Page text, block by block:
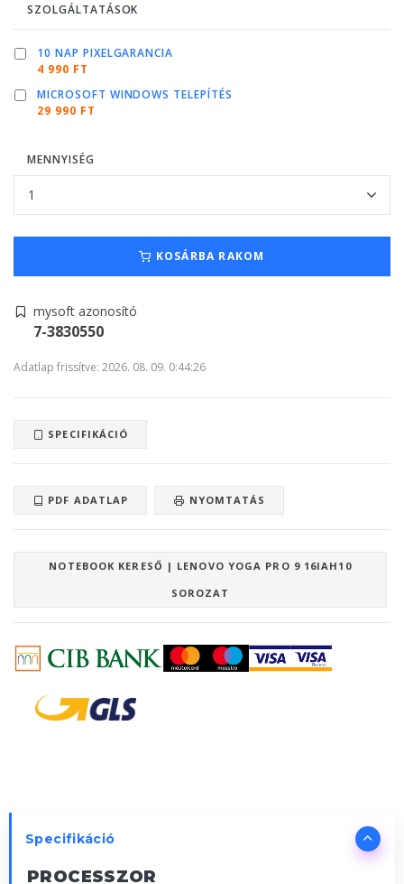
SZOLGÁLTATÁSOK
10 NAP PIXELGARANCIA
4 990 FT
MICROSOFT WINDOWS TELEPÍTÉS
29 990 FT
MENNYISÉG
KOSÁRBA RAKOM
mysoft azonosító
7-3830550
Adatlap frissítve: 2026. 08. 09. 0:44:26
SPECIFIKÁCIÓ
PDF ADATLAP NYOMTATÁS
NOTEBOOK KERESŐ | LENOVO YOGA PRO 9 16IAH10
SOROZAT
Specifikáció
PROCESSZOR